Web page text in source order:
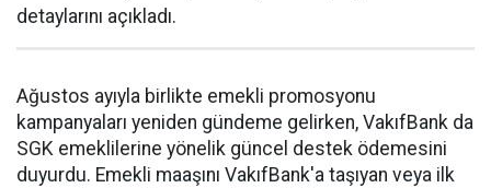
detaylarını açıkladı.
Ağustos ayıyla birlikte emekli promosyonu
kampanyaları yeniden gündeme gelirken, VakıfBank da
SGK emeklilerine yönelik güncel destek ödemesini
duyurdu. Emekli maaşını VakıfBank'a taşıyan veya ilk